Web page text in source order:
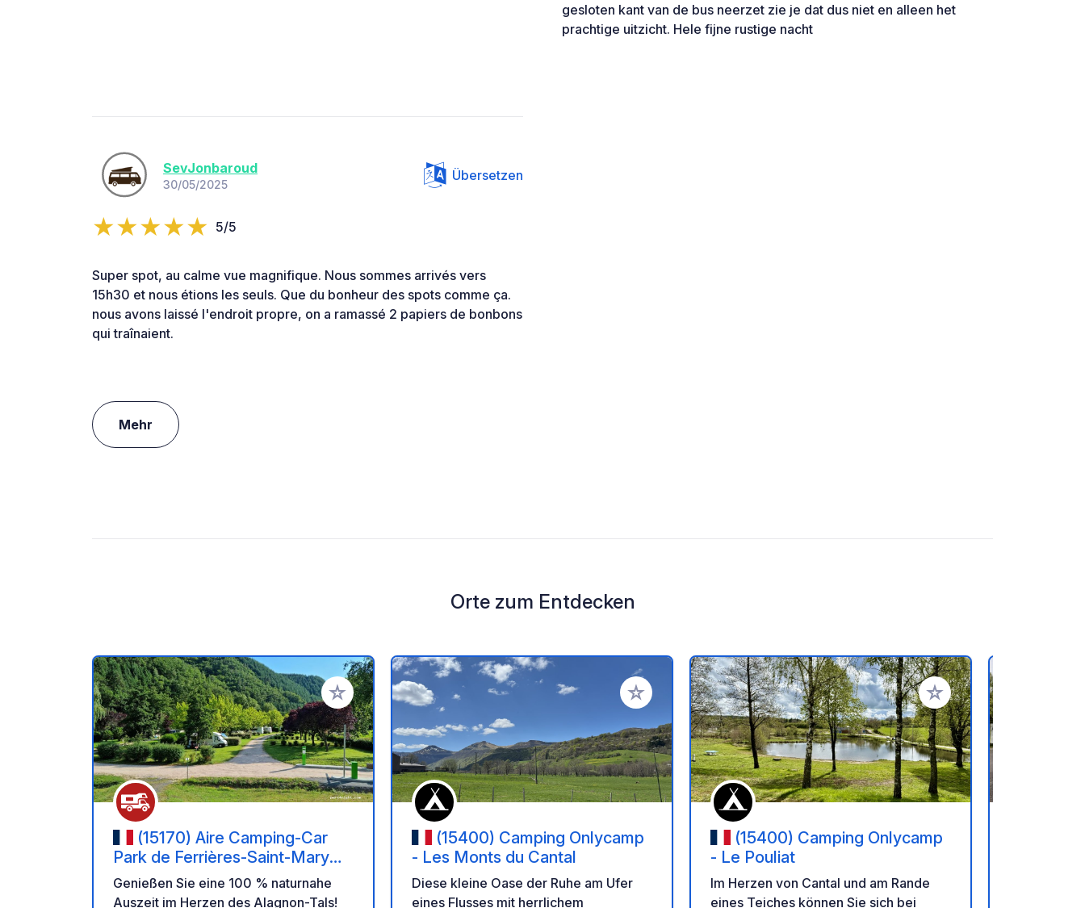
gesloten kant van de bus neerzet zie je dat dus niet en alleen het
prachtige uitzicht. Hele fijne rustige nacht
SevJonbaroud
30/05/2025
Übersetzen
5/5
Super spot, au calme vue magnifique. Nous sommes arrivés vers
15h30 et nous étions les seuls. Que du bonheur des spots comme ça.
nous avons laissé l'endroit propre, on a ramassé 2 papiers de bonbons
qui traînaient.
Mehr
Orte zum Entdecken
Zu Ihren Favoriten hinzufügen
(15170) Aire Camping-Car
Park de Ferrières-Saint-Mary
(Cantal) – Volcans d'Auvergne
et Rivières.
Genießen Sie eine 100 % naturnahe
Auszeit im Herzen des Alagnon-Tals!
Zu Ihren Favoriten hinzufügen
(15400) Camping Onlycamp
- Les Monts du Cantal
Diese kleine Oase der Ruhe am Ufer
eines Flusses mit herrlichem
Zu Ihren Favoriten
(15400) Camping Onlycamp
- Le Pouliat
Im Herzen von Cantal und am Rande
eines Teiches können Sie sich bei